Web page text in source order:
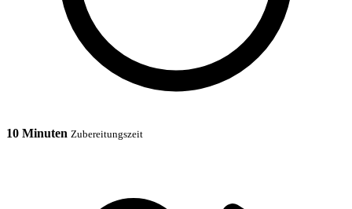
10 Minuten Zubereitungszeit